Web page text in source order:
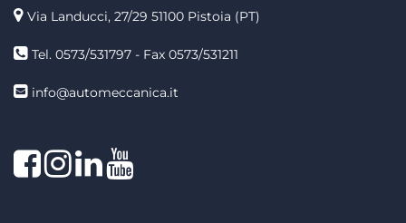
Via Landucci, 27/29 51100 Pistoia (PT)
Tel. 0573/531797 - Fax 0573/531211
info@automeccanica.it
FacebookInstagram
linkedin